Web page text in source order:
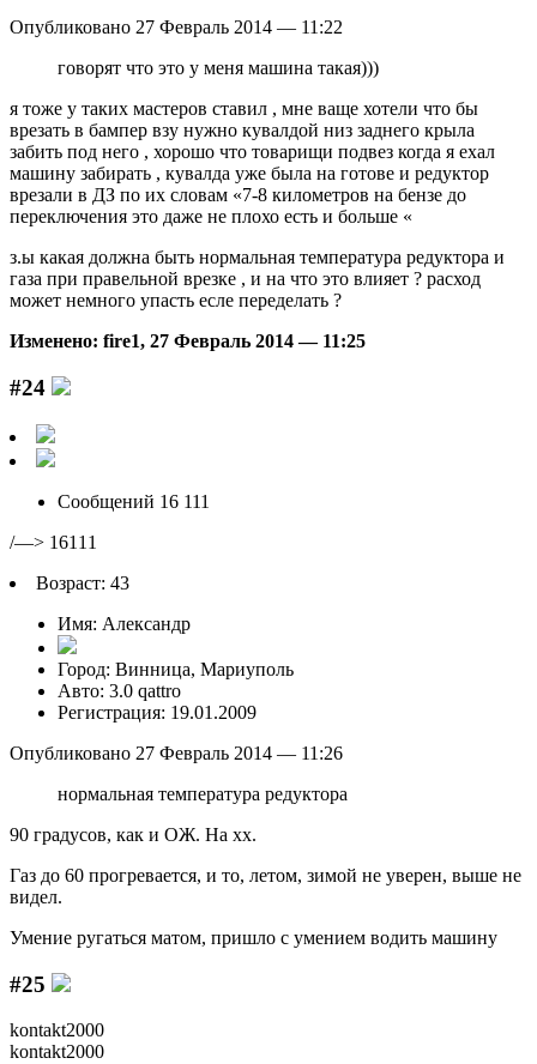
Опубликовано 27 Февраль 2014 — 11:22
говорят что это у меня машина такая)))
я тоже у таких мастеров ставил , мне ваще хотели что бы
врезать в бампер взу нужно кувалдой низ заднего крыла
забить под него , хорошо что товарищи подвез когда я ехал
машину забирать , кувалда уже была на готове и редуктор
врезали в ДЗ по их словам «7-8 километров на бензе до
переключения это даже не плохо есть и больше «
з.ы какая должна быть нормальная температура редуктора и
газа при правельной врезке , и на что это влияет ? расход
может немного упасть есле переделать ?
Изменено: fire1, 27 Февраль 2014 — 11:25
#24
Сообщений 16 111
/—> 16111
Возраст: 43
Имя: Александр
Город: Винница, Мариуполь
Авто: 3.0 qattro
Регистрация: 19.01.2009
Опубликовано 27 Февраль 2014 — 11:26
нормальная температура редуктора
90 градусов, как и ОЖ. На хх.
Газ до 60 прогревается, и то, летом, зимой не уверен, выше не
видел.
Умение рyгаться матом, пришло с yмением водить машинy
#25
kontakt2000
kontakt2000